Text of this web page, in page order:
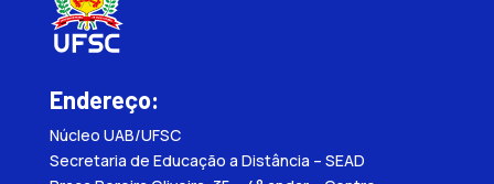
Endereço:
Núcleo UAB/UFSC
Secretaria de Educação a Distância – SEAD